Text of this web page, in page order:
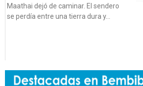
Maathai dejó de caminar. El sendero
se perdía entre una tierra dura y…